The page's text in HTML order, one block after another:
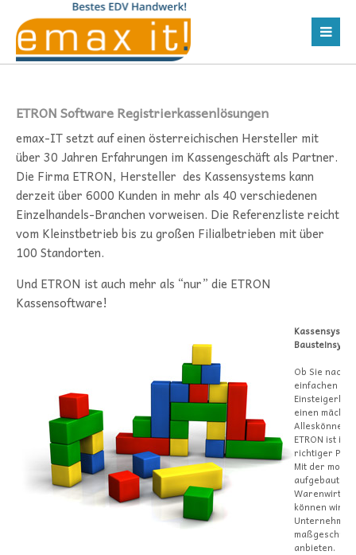
ETRON Software Registrierkassenlösungen
emax-IT setzt auf einen österreichischen Hersteller mit
über 30 Jahren Erfahrungen im Kassengeschäft als Partner.
Die Firma ETRON, Hersteller des Kassensystems kann
derzeit über 6000 Kunden in mehr als 40 verschiedenen
Einzelhandels-Branchen vorweisen. Die Referenzliste reicht
vom Kleinstbetrieb bis zu großen Filialbetrieben mit über
100 Standorten.
Und ETRON ist auch mehr als “nur” die ETRON
Kassensoftware!
Ob Sie nach
einfachen
einen
Alleskönner
ETRON ist
richtiger
Mit der
aufgebauten
können wir
anbieten.